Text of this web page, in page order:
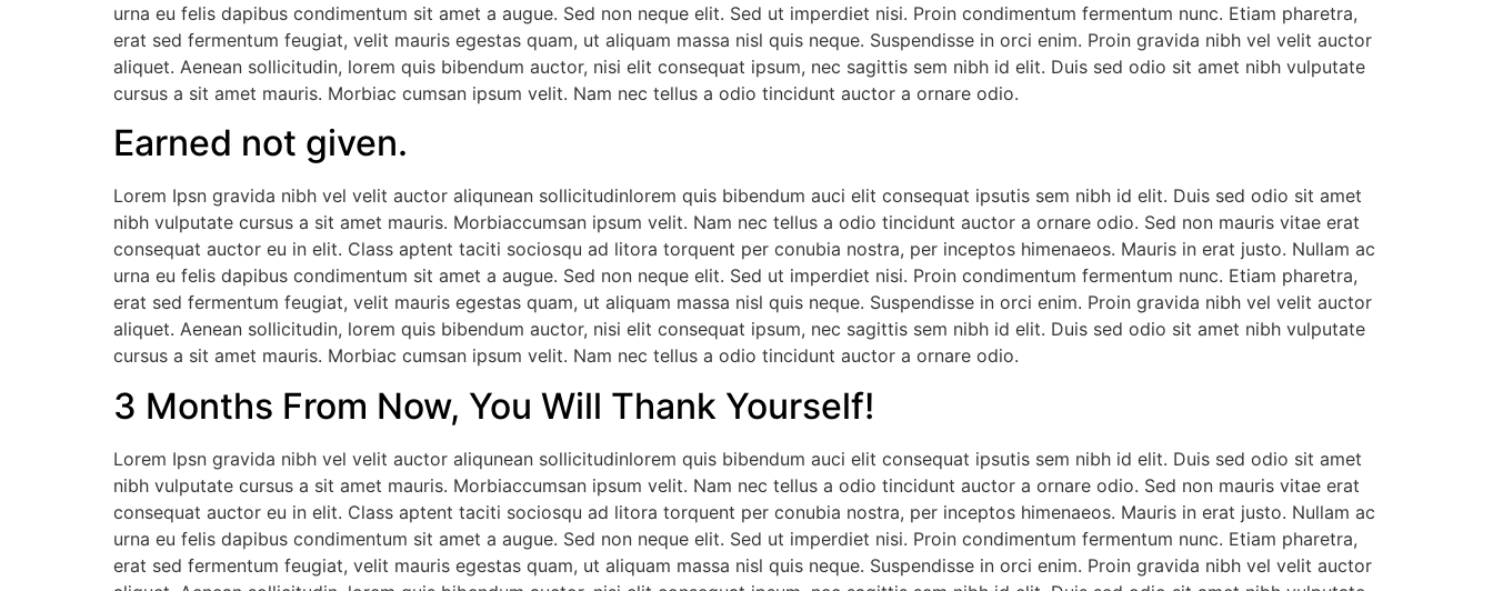
urna eu felis dapibus condimentum sit amet a augue. Sed non neque elit. Sed ut imperdiet nisi. Proin condimentum fermentum nunc. Etiam pharetra,
erat sed fermentum feugiat, velit mauris egestas quam, ut aliquam massa nisl quis neque. Suspendisse in orci enim. Proin gravida nibh vel velit auctor
aliquet. Aenean sollicitudin, lorem quis bibendum auctor, nisi elit consequat ipsum, nec sagittis sem nibh id elit. Duis sed odio sit amet nibh vulputate
cursus a sit amet mauris. Morbiac cumsan ipsum velit. Nam nec tellus a odio tincidunt auctor a ornare odio.
Earned not given.
Lorem Ipsn gravida nibh vel velit auctor aliqunean sollicitudinlorem quis bibendum auci elit consequat ipsutis sem nibh id elit. Duis sed odio sit amet
nibh vulputate cursus a sit amet mauris. Morbiaccumsan ipsum velit. Nam nec tellus a odio tincidunt auctor a ornare odio. Sed non mauris vitae erat
consequat auctor eu in elit. Class aptent taciti sociosqu ad litora torquent per conubia nostra, per inceptos himenaeos. Mauris in erat justo. Nullam ac
urna eu felis dapibus condimentum sit amet a augue. Sed non neque elit. Sed ut imperdiet nisi. Proin condimentum fermentum nunc. Etiam pharetra,
erat sed fermentum feugiat, velit mauris egestas quam, ut aliquam massa nisl quis neque. Suspendisse in orci enim. Proin gravida nibh vel velit auctor
aliquet. Aenean sollicitudin, lorem quis bibendum auctor, nisi elit consequat ipsum, nec sagittis sem nibh id elit. Duis sed odio sit amet nibh vulputate
cursus a sit amet mauris. Morbiac cumsan ipsum velit. Nam nec tellus a odio tincidunt auctor a ornare odio.
3 Months From Now, You Will Thank Yourself!
Lorem Ipsn gravida nibh vel velit auctor aliqunean sollicitudinlorem quis bibendum auci elit consequat ipsutis sem nibh id elit. Duis sed odio sit amet
nibh vulputate cursus a sit amet mauris. Morbiaccumsan ipsum velit. Nam nec tellus a odio tincidunt auctor a ornare odio. Sed non mauris vitae erat
consequat auctor eu in elit. Class aptent taciti sociosqu ad litora torquent per conubia nostra, per inceptos himenaeos. Mauris in erat justo. Nullam ac
urna eu felis dapibus condimentum sit amet a augue. Sed non neque elit. Sed ut imperdiet nisi. Proin condimentum fermentum nunc. Etiam pharetra,
erat sed fermentum feugiat, velit mauris egestas quam, ut aliquam massa nisl quis neque. Suspendisse in orci enim. Proin gravida nibh vel velit auctor